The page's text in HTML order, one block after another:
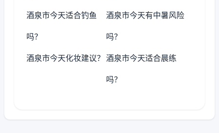
酒泉市今天适合钓鱼
吗？
酒泉市今天有中暑风险
吗？
酒泉市今天化妆建议？ 酒泉市今天适合晨练
吗？